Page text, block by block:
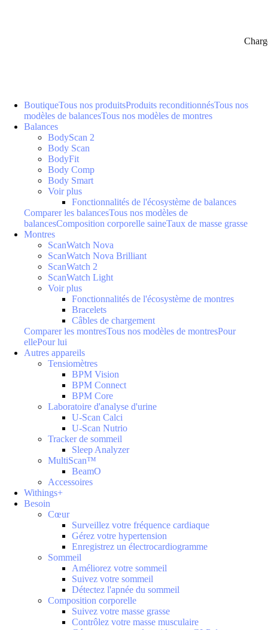
BoutiqueTous nos produitsProduits reconditionnésTous nos
modèles de balancesTous nos modèles de montres
Balances
BodyScan 2
Body Scan
BodyFit
Body Comp
Body Smart
Voir plus
Fonctionnalités de l'écosystème de balances
Comparer les balancesTous nos modèles de
balancesComposition corporelle saineTaux de masse grasse
Montres
ScanWatch Nova
ScanWatch Nova Brilliant
ScanWatch 2
ScanWatch Light
Voir plus
Fonctionnalités de l'écosystème de montres
Bracelets
Câbles de chargement
Comparer les montresTous nos modèles de montresPour
ellePour lui
Autres appareils
Tensiomètres
BPM Vision
BPM Connect
BPM Core
Laboratoire d'analyse d'urine
U-Scan Calci
U-Scan Nutrio
Tracker de sommeil
Sleep Analyzer
MultiScan™
BeamO
Accessoires
Withings+
Besoin
Cœur
Surveillez votre fréquence cardiaque
Gérez votre hypertension
Enregistrez un électrocardiogramme
Sommeil
Améliorez votre sommeil
Suivez votre sommeil
Détectez l'apnée du sommeil
Composition corporelle
Suivez votre masse grasse
Contrôlez votre masse musculaire